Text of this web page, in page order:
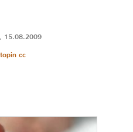
, 15.08.2009
cc